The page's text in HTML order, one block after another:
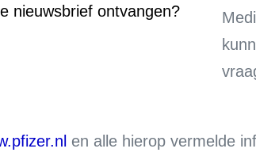
nieuwsbrief ontvangen?
en alle hierop vermelde